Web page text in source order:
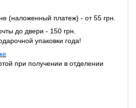
(наложенный платеж) - от 55 грн.
до двери - 150 грн.
упаковки года!
при получении в отделении